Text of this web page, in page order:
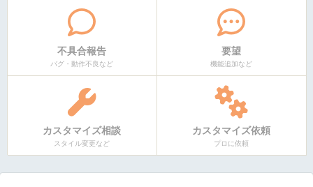
不具合報告
バグ・動作不良など
要望
機能追加など
カスタマイズ相談
スタイル変更など
カスタマイズ依頼
プロに依頼